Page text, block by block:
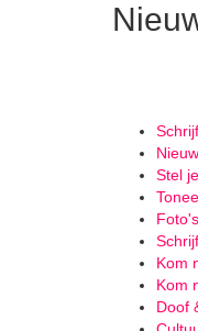
Stel
Kom
Kom
Doof